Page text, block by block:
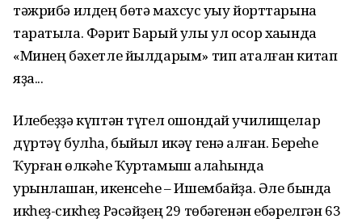
тәжрибә илдең бөтә махсус уҡыу йорттарына
таратыла. Фәрит Барый улы ул осор хаҡында
«Минең бәхетле йылдарым» тип аталған китап
яҙа...
Илебеҙҙә күптән түгел ошондай училищелар
дүртәү булһа, быйыл икәү генә ҡалған. Береһе
Ҡурған өлкәһе Ҡуртамыш ҡалаһында
урынлашҡан, икенсеһе – Ишембайҙа. Әле бында
икһеҙ-сикһеҙ Рәсәйҙең 29 төбәгенән ебәрелгән 63